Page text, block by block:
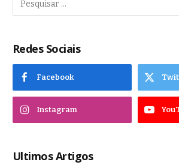
Redes Sociais
Facebook
Instagram
Ultimos Artigos